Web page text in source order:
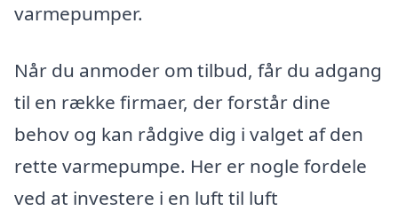
varmepumper.
Når du anmoder om tilbud, får du adgang
til en række firmaer, der forstår dine
behov og kan rådgive dig i valget af den
rette varmepumpe. Her er nogle fordele
ved at investere i en luft til luft